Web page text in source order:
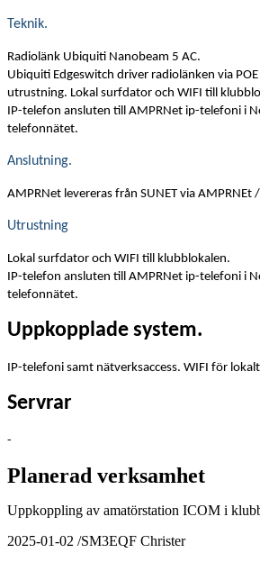
Teknik.
Radiolänk Ubiquiti Nanobeam 5 AC.
Ubiquiti Edgeswitch driver radiolänken via
utrustning. Lokal surfdator och WIFI till
IP-telefon ansluten till AMPRNet ip-telefoni i
telefonnätet.
Anslutning.
AMPRNet levereras från SUNET via AMPRNEt /
Utrustning
Lokal surfdator och WIFI till klubblokalen.
IP-telefon ansluten till AMPRNet ip-telefoni i
telefonnätet.
Uppkopplade system.
IP-telefoni samt nätverksaccess. WIFI för
Servrar
-
Planerad verksamhet
Uppkoppling av amatörstation ICOM i
2025-01-02 /SM3EQF Christer